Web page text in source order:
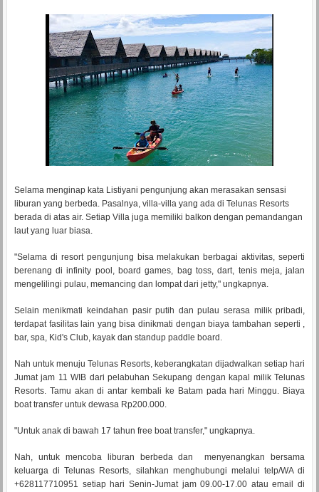
Selama menginap kata Listiyani pengunjung akan merasakan sensasi
liburan yang berbeda. Pasalnya, villa-villa yang ada di Telunas Resorts
berada di atas air. Setiap Villa juga memiliki balkon dengan pemandangan
laut yang luar biasa.
"Selama di resort pengunjung bisa melakukan berbagai aktivitas, seperti
berenang di infinity pool, board games, bag toss, dart, tenis meja, jalan
mengelilingi pulau, memancing dan lompat dari jetty," ungkapnya.
Selain menikmati keindahan pasir putih dan pulau serasa milik pribadi,
terdapat fasilitas lain yang bisa dinikmati dengan biaya tambahan seperti ,
bar, spa, Kid's Club, kayak dan standup paddle board.
Nah untuk menuju Telunas Resorts, keberangkatan dijadwalkan setiap hari
Jumat jam 11 WIB dari pelabuhan Sekupang dengan kapal milik Telunas
Resorts. Tamu akan di antar kembali ke Batam pada hari Minggu. Biaya
boat transfer untuk dewasa Rp200.000.
"Untuk anak di bawah 17 tahun free boat transfer," ungkapnya.
Nah, untuk mencoba liburan berbeda dan menyenangkan bersama
keluarga di Telunas Resorts, silahkan menghubungi melalui telp/WA di
+628117710951 setiap hari Senin-Jumat jam 09.00-17.00 atau email di